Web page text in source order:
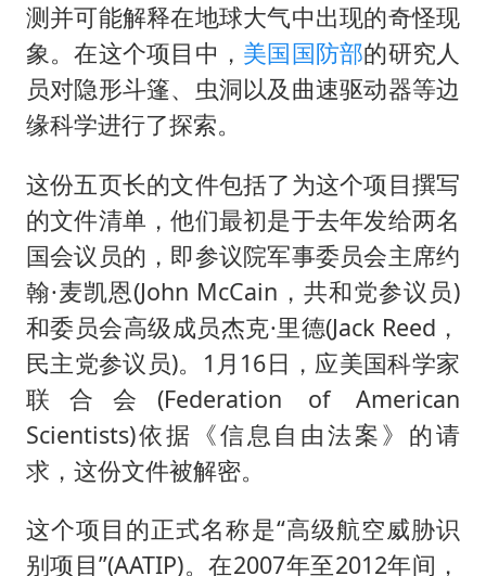
泰国：高度重视中国游客旅游体验
王艺迪无缘横滨赛决赛
上海大部迎大暴雨
测并可能解释在地球大气中出现的奇怪现
象。在这个项目中， 美国国防部的研究人
员对隐形斗篷、虫洞以及曲速驱动器等边
缘科学进行了探索。
这份五页长的文件包括了为这个项目撰写
的文件清单，他们最初是于去年发给两名
国会议员的，即参议院军事委员会主席约
翰·麦凯恩(John McCain，共和党参议员)
和委员会高级成员杰克·里德(Jack Reed，
民主党参议员)。1月16日，应美国科学家
联合会(Federation of American
Scientists)依据《信息自由法案》的请
求，这份文件被解密。
这个项目的正式名称是“高级航空威胁识
别项目”(AATIP)。在2007年至2012年间，